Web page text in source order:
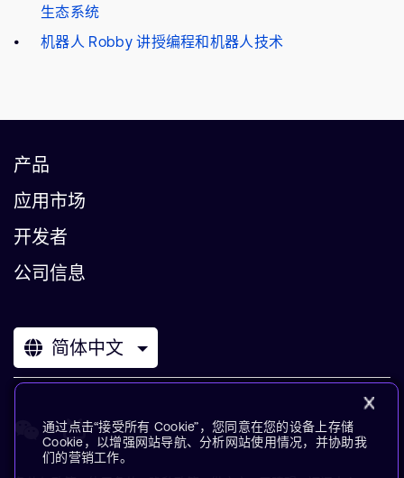
生态系统
机器人 Robby 讲授编程和机器人技术
产品
应用市场
开发者
公司信息
简体中文
通过点击“接受所有 Cookie”，您同意在您的设备上存储
Cookie，以增强网站导航、分析网站使用情况，并协助我
们的营销工作。